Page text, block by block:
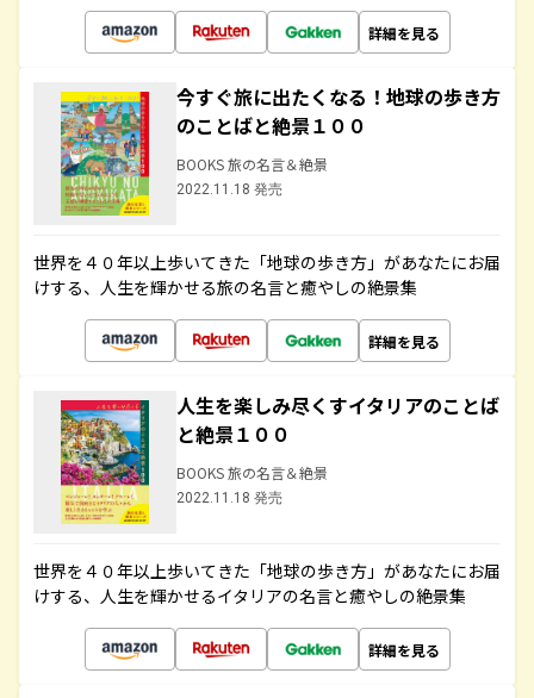
詳細を見る
今すぐ旅に出たくなる！地球の歩き方
のことばと絶景１００
BOOKS 旅の名言＆絶景
2022.11.18 発売
世界を４０年以上歩いてきた「地球の歩き方」があなたにお届
けする、人生を輝かせる旅の名言と癒やしの絶景集
詳細を見る
人生を楽しみ尽くすイタリアのことば
と絶景１００
BOOKS 旅の名言＆絶景
2022.11.18 発売
世界を４０年以上歩いてきた「地球の歩き方」があなたにお届
けする、人生を輝かせるイタリアの名言と癒やしの絶景集
詳細を見る